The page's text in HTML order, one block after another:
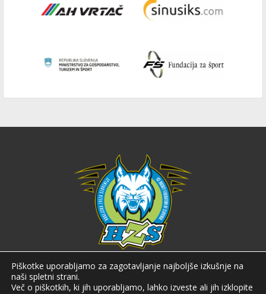
Hokejska zveza Slovenije
Hokejska zveza Slovenije (HZS) je krovna športna organizacija na področju
Piškotke uporabljamo za zagotavljanje najboljše izkušnje na
naši spletni strani.
Več o piškotkih, ki jih uporabljamo, lahko izveste ali jih izklopite